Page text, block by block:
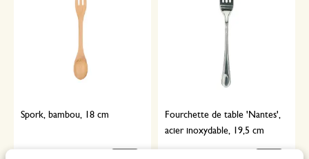
Spork, bambou, 18 cm
Fourchette de table 'Nantes',
acier inoxydable, 19,5 cm